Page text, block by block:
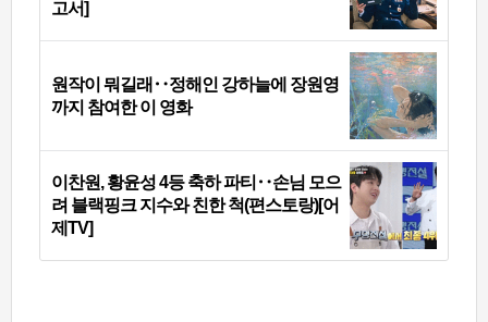
고서]
원작이 뭐길래‥정해인 강하늘에 장원영
까지 참여한 이 영화
이찬원, 황윤성 4등 축하 파티‥손님 모으
려 블랙핑크 지수와 친한 척(편스토랑)[어
제TV]